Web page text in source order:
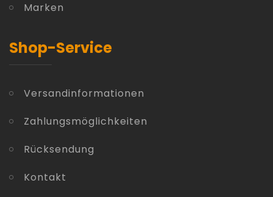
Marken
Shop-Service
Versandinformationen
Zahlungsmöglichkeiten
Rücksendung
Kontakt